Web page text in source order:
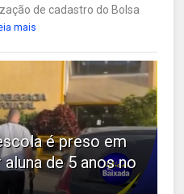
de cadastro do Bolsa
mais
é preso em
de 5 anos no